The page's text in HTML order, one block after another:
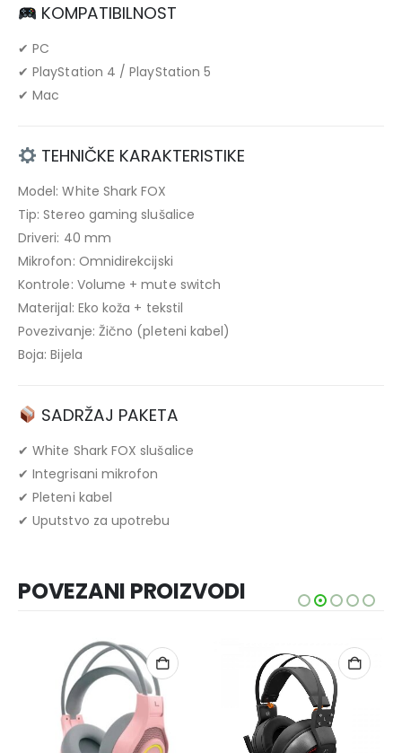
KOMPATIBILNOST
✔ PC
✔ PlayStation 4 / PlayStation 5
✔ Mac
TEHNIČKE KARAKTERISTIKE
Model: White Shark FOX
Tip: Stereo gaming slušalice
Driveri: 40 mm
Mikrofon: Omnidirekcijski
Kontrole: Volume + mute switch
Materijal: Eko koža + tekstil
Povezivanje: Žično (pleteni kabel)
Boja: Bijela
SADRŽAJ PAKETA
✔ White Shark FOX slušalice
✔ Integrisani mikrofon
✔ Pleteni kabel
✔ Uputstvo za upotrebu
POVEZANI PROIZVODI